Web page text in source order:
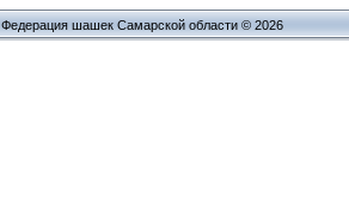
Федерация шашек Самарской области © 2026